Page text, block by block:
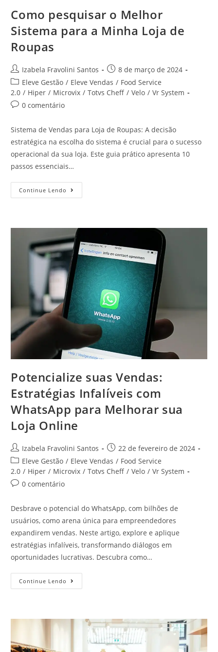
Como pesquisar o Melhor
Sistema para a Minha Loja de
Roupas
Izabela Fravolini Santos
8 de março de 2024
Eleve Gestão / Eleve Vendas / Food Service
2.0 / Hiper / Microvix / Totvs Cheff / Velo / Vr System
0 comentário
Sistema de Vendas para Loja de Roupas: A decisão
estratégica na escolha do sistema é crucial para o sucesso
operacional da sua loja. Este guia prático apresenta 10
passos essenciais…
Continue Lendo
Potencialize suas Vendas:
Estratégias Infalíveis com
WhatsApp para Melhorar sua
Loja Online
Izabela Fravolini Santos
22 de fevereiro de 2024
Eleve Gestão / Eleve Vendas / Food Service
2.0 / Hiper / Microvix / Totvs Cheff / Velo / Vr System
0 comentário
Desbrave o potencial do WhatsApp, com bilhões de
usuários, como arena única para empreendedores
expandirem vendas. Neste artigo, explore e aplique
estratégias infalíveis, transformando diálogos em
oportunidades lucrativas. Descubra como…
Continue Lendo